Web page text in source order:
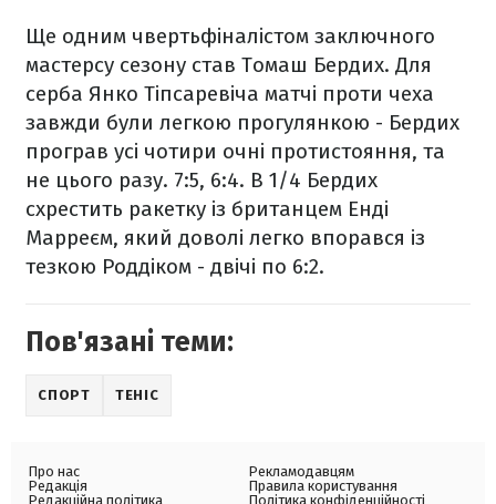
Ще одним чвертьфіналістом заключного
мастерсу сезону став Томаш Бердих. Для
серба Янко Тіпсаревіча матчі проти чеха
завжди були легкою прогулянкою - Бердих
програв усі чотири очні протистояння, та
не цього разу. 7:5, 6:4. В 1/4 Бердих
схрестить ракетку із британцем Енді
Марреєм, який доволі легко впорався із
тезкою Роддіком - двічі по 6:2.
Пов'язані теми:
СПОРТ ТЕНІС
Про нас
Редакція
Редакційна політика
Рекламодавцям
Правила користування
Політика конфіденційності